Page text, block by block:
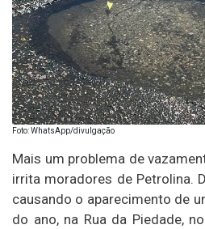
Foto: WhatsApp/divulgação
Mais um problema de
irrita moradores de Petrolina.
causando o aparecimento de
do ano, na Rua da Piedade,